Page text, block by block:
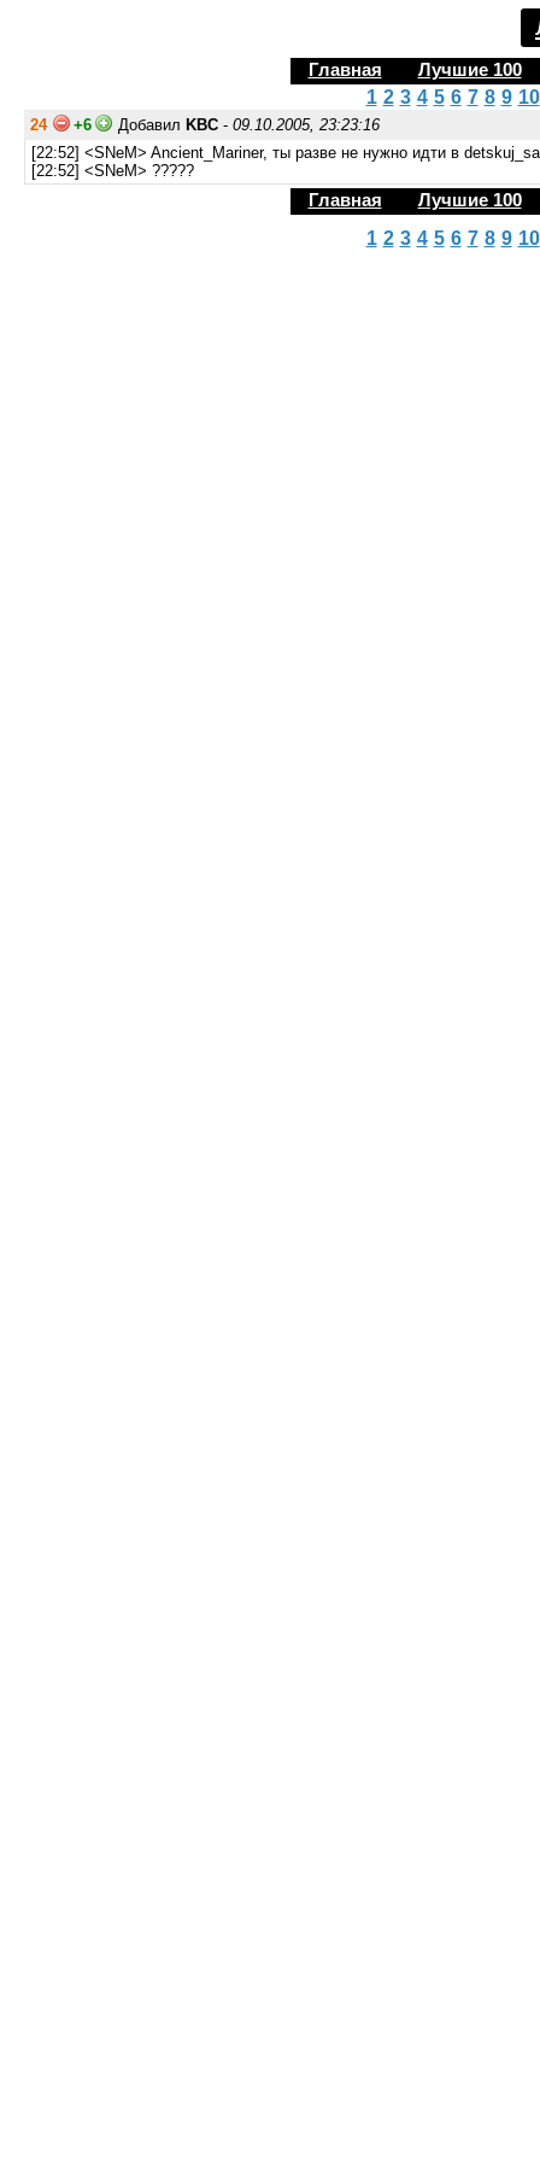
Главная Лучшие 100
1 2 3 4 5 6 7 8 9 10
24 +6 Добавил KBC - 09.10.2005, 23:23:16
[22:52] <SNeM> Ancient_Mariner, ты разве не нужно идти в
[22:52] <SNeM> ?????
Главная Лучшие 100
1 2 3 4 5 6 7 8 9 10